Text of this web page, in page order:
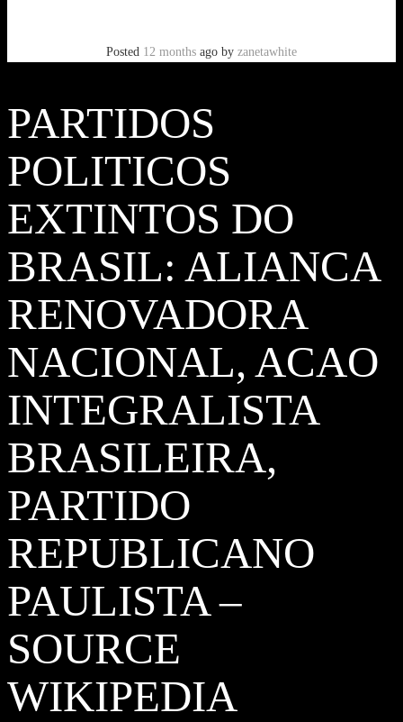
Posted 12 months ago by zanetawhite
PARTIDOS
POLITICOS
EXTINTOS DO
BRASIL: ALIANCA
RENOVADORA
NACIONAL, ACAO
INTEGRALISTA
BRASILEIRA,
PARTIDO
REPUBLICANO
PAULISTA –
SOURCE
WIKIPEDIA